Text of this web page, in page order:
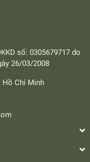
số: 0305679717 do
26/03/2008
Hồ Chí Minh